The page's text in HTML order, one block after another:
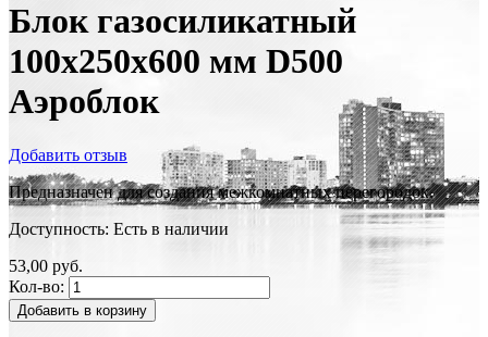
Блок газосиликатный
100х250х600 мм D500
Аэроблок
Добавить отзыв
Предназначен для создания межкомнатных перегородок.
Доступность: Есть в наличии
53,00 руб.
Кол-во:
Добавить в корзину